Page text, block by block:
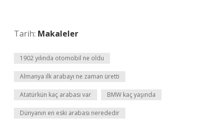
Tarih: Makaleler
1902 yılında otomobil ne oldu
Almanya ilk arabayı ne zaman üretti
Atatürkün kaç arabası var BMW kaç yaşında
Dünyanın en eski arabası nerededir